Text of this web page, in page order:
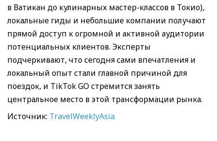
в Ватикан до кулинарных мастер-классов в Токио),
локальные гиды и небольшие компании получают
прямой доступ к огромной и активной аудитории
потенциальных клиентов. Эксперты
подчеркивают, что сегодня сами впечатления и
локальный опыт стали главной причиной для
поездок, и TikTok GO стремится занять
центральное место в этой трансформации рынка.
Источник: TravelWeeklyAsia